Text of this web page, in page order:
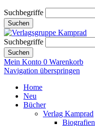
Suchbegriffe
Suchen
Suchbegriffe
Suchen
Mein Konto 0 Warenkorb
Navigation überspringen
Home
Neu
Bücher
Verlag Kamprad
Biografien